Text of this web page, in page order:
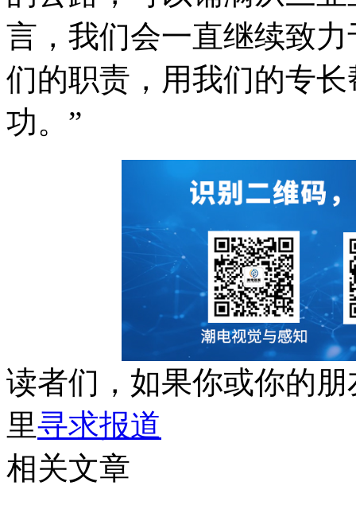
言，我们会一直继续致
们的职责，用我们的专
功。”
读者们，如果你或你的
里寻求报道
相关文章